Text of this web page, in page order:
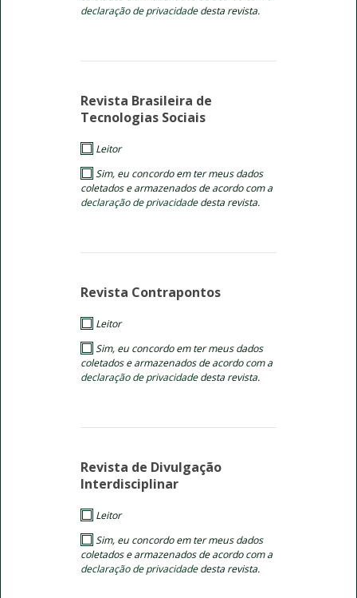
declaração de privacidadedesta revista.
Revista Brasileira de
Tecnologias Sociais
Leitor
coletados e armazenados de acordo com a
declaração de privacidadedesta revista.
Revista Contrapontos
Leitor
coletados e armazenados de acordo com a
declaração de privacidadedesta revista.
Revista de Divulgação
Interdisciplinar
Leitor
coletados e armazenados de acordo com a
declaração de privacidadedesta revista.